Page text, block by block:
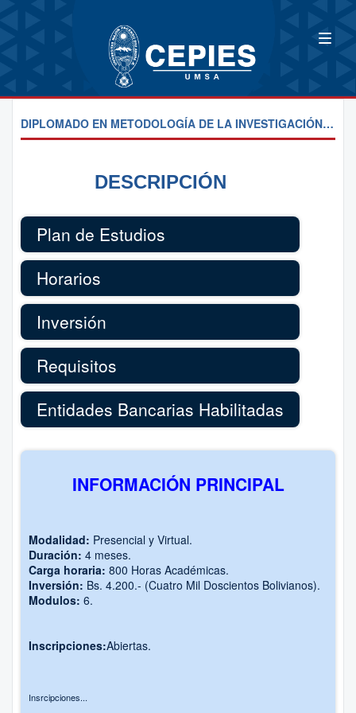
DIPLOMADO EN METODOLOGÍA DE LA INVESTIGACIÓN CUALITATIVVA
DESCRIPCIÓN
Plan de Estudios
Horarios
Inversión
Requisitos
Entidades Bancarias Habilitadas
INFORMACIÓN PRINCIPAL
Modalidad: Presencial y Virtual.
Duración: 4 meses.
Carga horaria: 800 Horas Académicas.
Inversión: Bs. 4.200.- (Cuatro Mil Doscientos Bolivianos).
Modulos: 6.
Inscripciones:Abiertas.
Insrcipciones...